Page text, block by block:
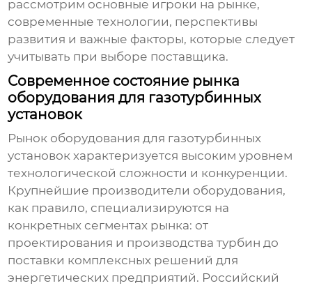
рассмотрим основные игроки на рынке,
современные технологии, перспективы
развития и важные факторы, которые следует
учитывать при выборе поставщика.
Современное состояние рынка
оборудования для газотурбинных
установок
Рынок оборудования для газотурбинных
установок характеризуется высоким уровнем
технологической сложности и конкуренции.
Крупнейшие производители оборудования,
как правило, специализируются на
конкретных сегментах рынка: от
проектирования и производства турбин до
поставки комплексных решений для
энергетических предприятий. Российский